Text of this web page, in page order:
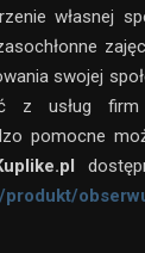
własnej
swojej
z usług firm
pomocne